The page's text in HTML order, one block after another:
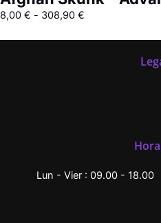
8,00 € - 308,90 €
Lun - Vier : 09.00 - 18.00